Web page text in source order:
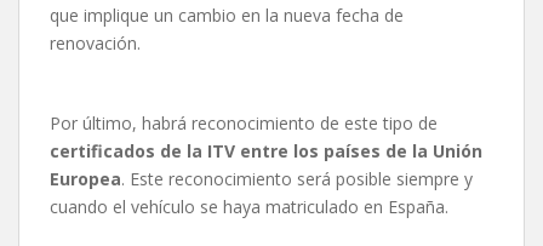
que implique un cambio en la nueva fecha de
renovación.
Por último, habrá reconocimiento de este tipo de
certificados de la ITV entre los países de la Unión
Europea. Este reconocimiento será posible siempre y
cuando el vehículo se haya matriculado en España.